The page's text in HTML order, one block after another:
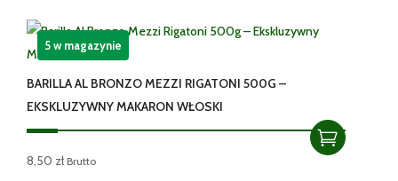
BARILLA AL BRONZO MEZZI RIGATONI 500G –
EKSKLUZYWNY MAKARON WŁOSKI
8,50 zł Brutto
5 w magazynie